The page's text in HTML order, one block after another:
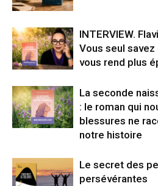
INTERVIEW.
Vous seul
vous rend plus
La seconde
: le roman qui
blessures ne
notre histoire
Le secret des
persévérantes